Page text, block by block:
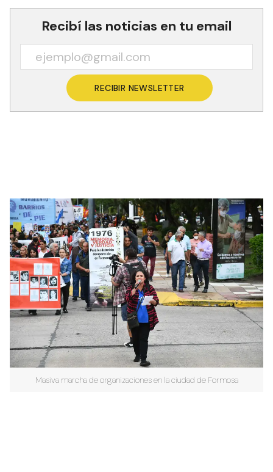
Recibí las noticias en tu email
RECIBIR NEWSLETTER
Masiva marcha de organizaciones en la ciudad de Formosa